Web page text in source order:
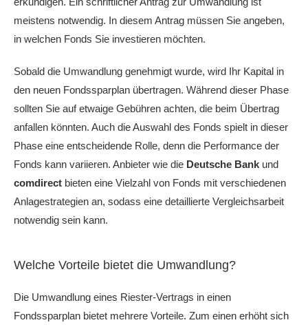
meistens notwendig. In diesem Antrag müssen Sie angeben,
in welchen Fonds Sie investieren möchten.
Sobald die Umwandlung genehmigt wurde, wird Ihr Kapital in
den neuen Fondssparplan übertragen. Während dieser Phase
sollten Sie auf etwaige Gebühren achten, die beim Übertrag
anfallen könnten. Auch die Auswahl des Fonds spielt in dieser
Phase eine entscheidende Rolle, denn die Performance der
Fonds kann variieren. Anbieter wie die Deutsche Bank und
comdirect bieten eine Vielzahl von Fonds mit verschiedenen
Anlagestrategien an, sodass eine detaillierte Vergleichsarbeit
notwendig sein kann.
Welche Vorteile bietet die Umwandlung?
Die Umwandlung eines Riester-Vertrags in einen
Fondssparplan bietet mehrere Vorteile. Zum einen erhöht sich